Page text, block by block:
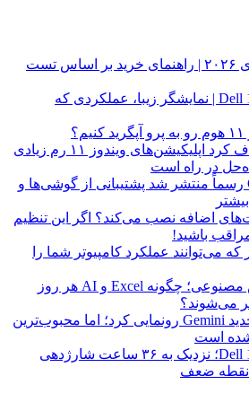
بهترین کروم‌بوک‌های ۲۰۲۶ | راهنمای خرید بر اساس تست
بررسی لپ‌تاپ Dell 16S | نمایشگر زیبا، عملکردی که
مایکروسافت اعتراف کرد اپلیکیشن‌های ویندوز ۱۱ رم زیادی
در راه است
اوبونتو تاچ OTA 2.0 رسماً منتشر شد پشتیبانی از گوشی‌ها و
۱۱ آپدیت‌های اضافه نصب می‌کند؟ اگر این تنظیم
باشید!
که می‌توانند عملکرد کامپیوتر شما را
آینده اکسل با هوش مصنوعی؛ چگونه Excel و AI هر روز
می‌شوند؟
گوگل از مدل‌های جدید Gemini رونمایی کرد؛ اما محبوب‌ترین
است
بررسی لپ‌تاپ Dell 14S؛ نزدیک به ۳۶ ساعت شارژدهی
نقطه ضعف